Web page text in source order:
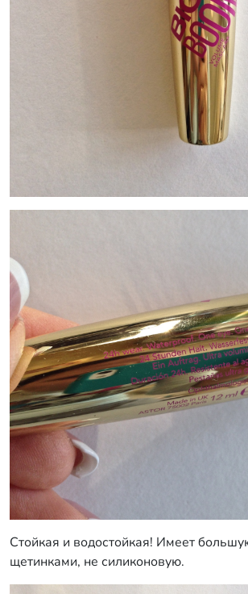
Стойкая и водостойкая! Имеет
щетинками, не силиконовую.